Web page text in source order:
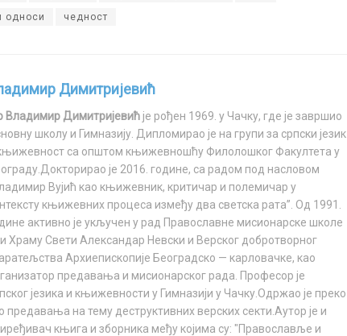
односи чедност
Димитријевић
Владимир Димитријевић је рођен 1969. у Чачку, где је завршио
школу и Гимназију. Дипломирао је на групи за српски језик
са општом књижевношћу Филолошког Факултета у
је 2016. године, cа радом под насловом
Вујић као књижевник, критичар и полемичар у
књижевних процеса између два светска рата”. Од 1991.
активно је укључен у рад Православне мисионарске школе
Храму Свети Александар Невски и Верског добротворног
Архиепископије Београдско — карловачке, као
предавања и мисионарског рада. Професор је
језика и књижевности у Гимназији у Чачку.Одржао је преко
предавања на тему деструктивних верских секти.Аутор је и
књига и зборника међу којима су: "Православље и